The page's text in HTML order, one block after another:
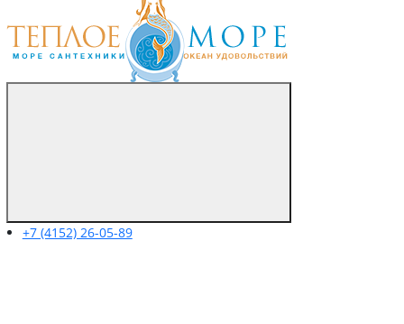
+7 (4152) 26-05-89